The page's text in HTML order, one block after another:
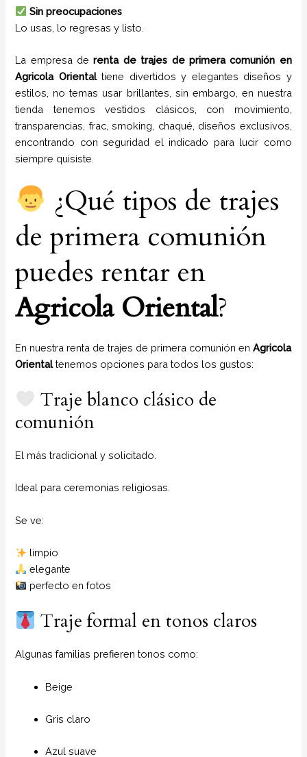
Sin preocupaciones
Lo usas, lo regresas y listo.
La empresa derenta de trajes de primera comunión en
Agricola Oriental tiene divertidos y elegantes diseños y
estilos,
no temas usar brillantes, sin embargo, en nuestra
tienda tenemos vestidos clásicos, con movimiento,
transparencias, frac, smoking, chaqué, diseños exclusivos,
encontrando con seguridad el indicado para lucir como
siempre quisiste.
¿Qué tipos de trajes
de primera comunión
puedes rentar en
Agricola Oriental?
En nuestra renta de trajes de primera comunión enAgricola
Orientaltenemos opciones para todos los gustos:
Traje blanco clásico de
comunión
El más tradicional y solicitado.
Ideal para ceremonias religiosas.
Se ve:
limpio
elegante
perfecto en fotos
Traje formal en tonos claros
Algunas familias prefieren tonos como:
Beige
Gris claro
Azul suave